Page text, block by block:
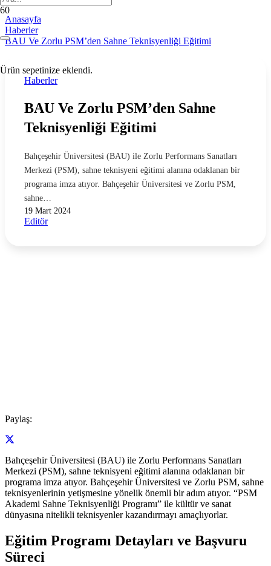
Ürün sepetinize eklendi.
Anasayfa
Haberler
BAU Ve Zorlu PSM’den Sahne Teknisyenliği Eğitimi
Haberler
BAU Ve Zorlu PSM’den Sahne
Teknisyenliği Eğitimi
Bahçeşehir Üniversitesi (BAU) ile Zorlu Performans Sanatları
Merkezi (PSM), sahne teknisyeni eğitimi alanına odaklanan bir
programa imza atıyor. Bahçeşehir Üniversitesi ve Zorlu PSM,
sahne…
19 Mart 2024
Editör
Paylaş:
Bahçeşehir Üniversitesi (BAU) ile Zorlu Performans Sanatları
Merkezi (PSM), sahne teknisyeni eğitimi alanına odaklanan bir
programa imza atıyor. Bahçeşehir Üniversitesi ve Zorlu PSM, sahne
teknisyenlerinin yetişmesine yönelik önemli bir adım atıyor. “PSM
Akademi Sahne Teknisyenliği Programı” ile kültür ve sanat
dünyasına nitelikli teknisyenler kazandırmayı amaçlıyorlar.
Eğitim Programı Detayları ve Başvuru
Süreci